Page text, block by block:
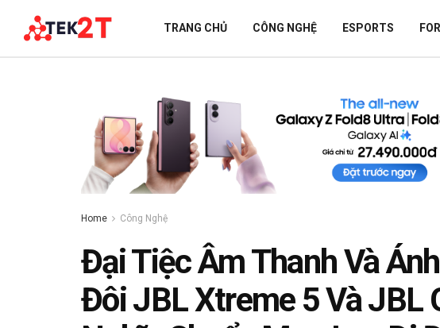
TRANG CHỦ CÔNG NGHỆ ESPORTS
Home Công Nghệ
Đại Tiệc Âm Thanh Và
Đôi JBL Xtreme 5 Và JBL